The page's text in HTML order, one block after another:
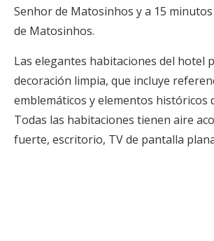
Senhor de Matosinhos y a 15
de Matosinhos.
Las elegantes habitaciones del hotel
decoración limpia, que incluye
emblemáticos y elementos históricos
Todas las habitaciones tienen aire
fuerte, escritorio, TV de pantalla